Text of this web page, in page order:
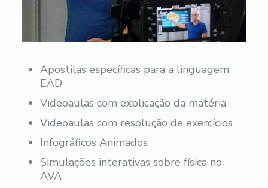
Apostilas específicas para a linguagem
EAD
Videoaulas com explicação da matéria
Videoaulas com resolução de exercícios
Infográficos Animados
Simulações interativas sobre física no
AVA